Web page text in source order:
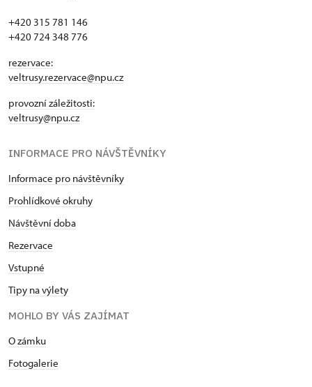
+420 315 781 146
+420 724 348 776
rezervace:
veltrusy.rezervace@npu.cz
provozní záležitosti:
veltrusy@npu.cz
INFORMACE PRO NÁVŠTĚVNÍKY
Informace pro návštěvníky
Prohlídkové okruhy
Návštěvní doba
Rezervace
Vstupné
Tipy na výlety
MOHLO BY VÁS ZAJÍMAT
O zámku
Fotogalerie